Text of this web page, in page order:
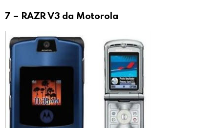
7 – RAZR V3 da Motorola